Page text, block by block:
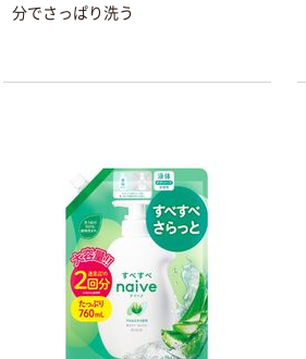
分でさっぱり洗う
パール金属 風呂
イス スタイルピ
ュア バススツー